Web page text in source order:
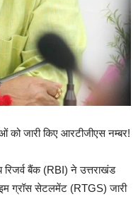
को जारी किए आरटीजीएस नम्बर!
बैंक (RBI) ने उत्तराखंड
ग्रॉस सेटलमेंट (RTGS) जारी